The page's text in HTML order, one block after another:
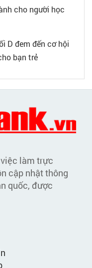
cho người học
D đem đến cơ hội
bạn trẻ
việc làm trực
cập nhật thông
quốc, được